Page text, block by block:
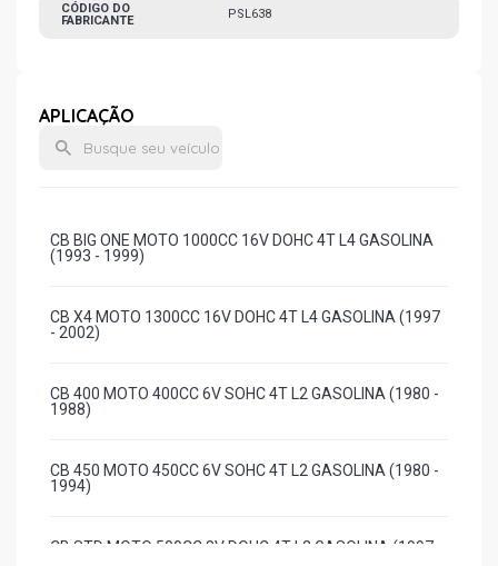
CÓDIGO DO
FABRICANTE
PSL638
APLICAÇÃO
CB BIG ONE MOTO 1000CC 16V DOHC 4T L4 GASOLINA
(1993 - 1999)
CB X4 MOTO 1300CC 16V DOHC 4T L4 GASOLINA (1997
- 2002)
CB 400 MOTO 400CC 6V SOHC 4T L2 GASOLINA (1980 -
1988)
CB 450 MOTO 450CC 6V SOHC 4T L2 GASOLINA (1980 -
1994)
CB STD MOTO 500CC 8V DOHC 4T L2 GASOLINA (1997 -